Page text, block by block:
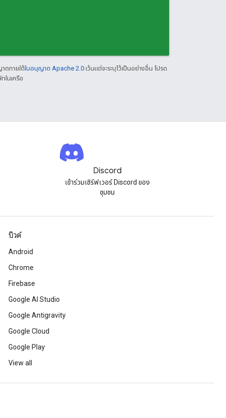
ตภายใต้ใบอนุญาต Apache 2.0 เว้นแต่จะระบุไว้เป็นอย่างอื่น โปรด
ในเครือ
Discord
เข้าร่วมเซิร์ฟเวอร์ Discord ของ
ชุมชน
บิวด์
Android
Chrome
Firebase
Google AI Studio
Google Antigravity
Google Cloud
Google Play
View all